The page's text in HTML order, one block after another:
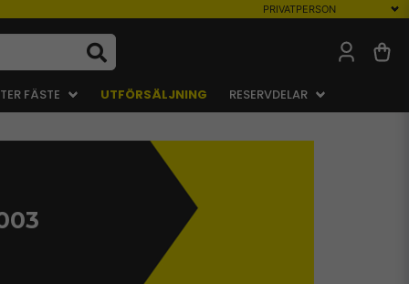
FÄSTE UTFÖRSÄLJNING RESERVDELAR